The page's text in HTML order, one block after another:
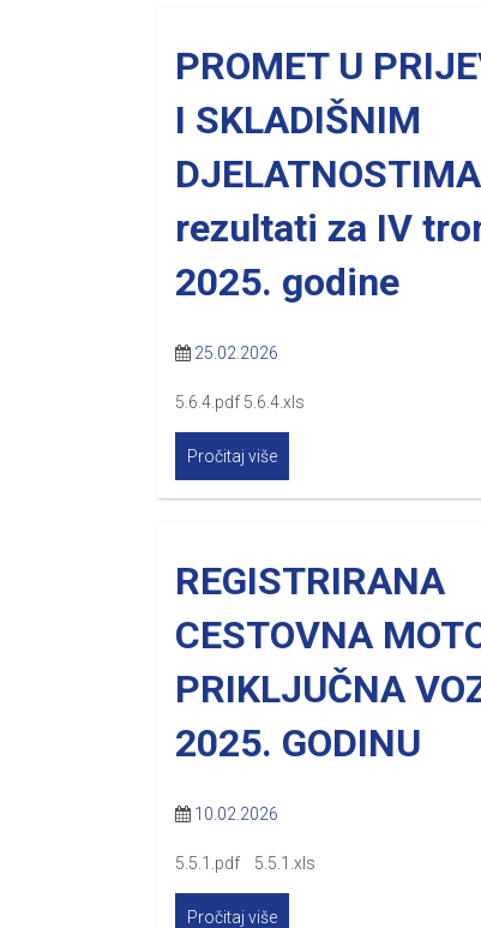
PROMET U
I SKLADIŠNIM
rezultati za IV
2025. godine
25.02.2026
5.6.4.pdf 5.6.4.xls
Pročitaj više
REGISTRIRANA
CESTOVNA
PRIKLJUČNA
2025. GODINU
10.02.2026
5.5.1.pdf 5.5.1.xls
Pročitaj više